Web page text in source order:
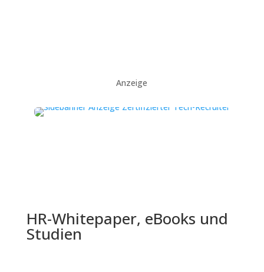
Anzeige
HR-Whitepaper, eBooks und
Studien